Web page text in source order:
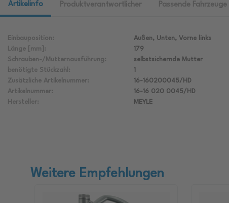
Artikelinfo Produktverantwortlicher Passende Fahrzeuge
Einbauposition:
Außen, Unten, Vorne links
Länge [mm]:
179
Schrauben-/Mutternausführung:
selbstsichernde Mutter
benötigte Stückzahl:
1
Zusätzliche Artikelnummer:
16-160200045/HD
Artikelnummer:
16-16 020 0045/HD
Hersteller:
MEYLE
Weitere Empfehlungen